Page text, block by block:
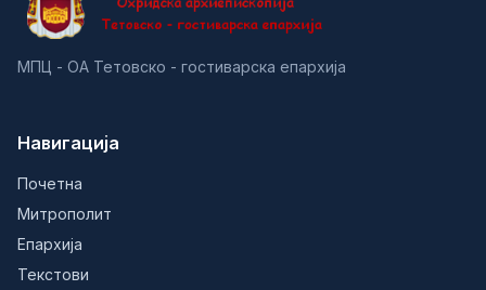
МПЦ - ОА Тетовско - гостиварска епархија
Навигација
Почетна
Митрополит
Епархија
Текстови